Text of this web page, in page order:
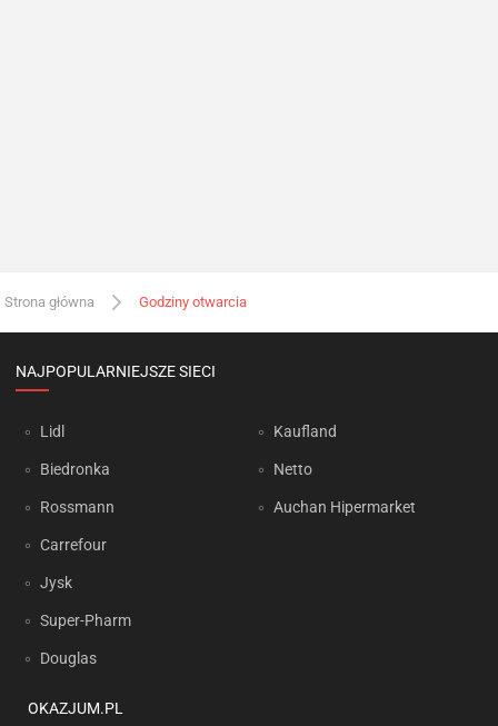
Strona główna Godziny otwarcia
NAJPOPULARNIEJSZE SIECI
Lidl
Biedronka
Rossmann
Carrefour
Jysk
Super-Pharm
Douglas
Kaufland
Netto
Auchan Hipermarket
OKAZJUM.PL